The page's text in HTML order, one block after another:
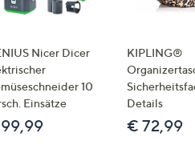
Nicer Dicer
10
Einsätze
KIPLING®
Details
€ 72,99